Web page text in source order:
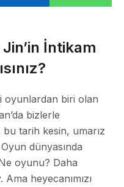
İntikam
oyunlardan biri olan
bizlerle
bu tarih kesin, umarız
dünyasında
oyunu? Daha
heyecanımızı